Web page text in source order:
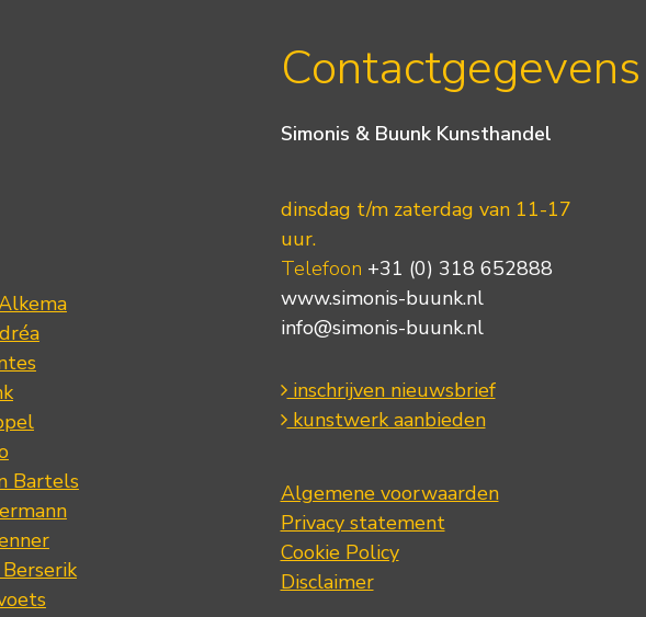
Bartels
Contactgegevens
Simonis & Buunk Kunsthandel
dinsdag t/m zaterdag van 11-17
uur.
Telefoon +31 (0) 318 652888
www.simonis-buunk.nl
info@simonis-buunk.nl
inschrijven nieuwsbrief
kunstwerk aanbieden
Algemene voorwaarden
Privacy statement
Cookie Policy
Disclaimer